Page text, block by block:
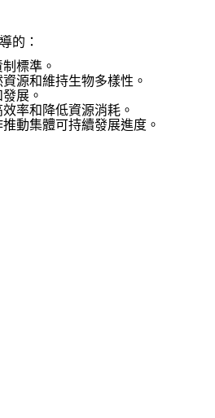
的：
標準。
源和維持生物多樣性。
展。
率和降低資源消耗。
動集體可持續發展進度。